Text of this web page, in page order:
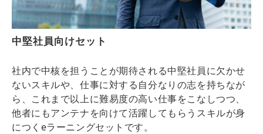
中堅社員向けセット
社内で中核を担うことが期待される中堅社員に欠かせ
ないスキルや、仕事に対する自分なりの志を持ちなが
ら、これまで以上に難易度の高い仕事をこなしつつ、
他者にもアンテナを向けて活躍してもらうスキルが身
につくeラーニングセットです。